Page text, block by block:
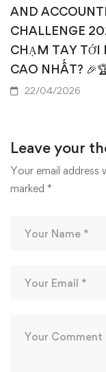
AND
CHALLENGE
CHẠM TAY TỚI
CAO NHẤT?
22/04/2026
Leave your
Your email address
marked *